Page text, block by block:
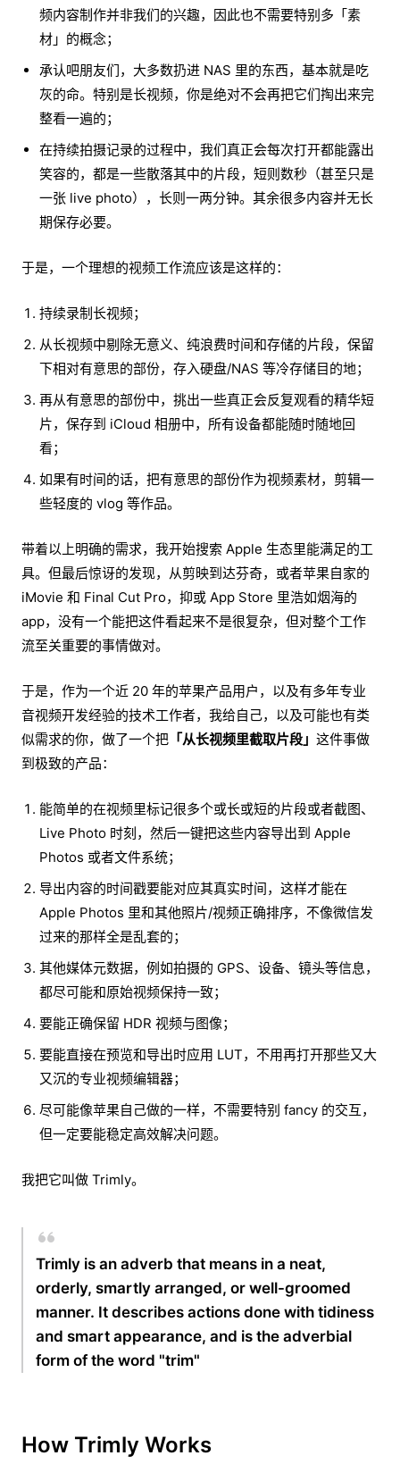
频内容制作并非我们的兴趣，因此也不需要特别多「素
材」的概念；
承认吧朋友们，大多数扔进 NAS 里的东西，基本就是吃
灰的命。特别是长视频，你是绝对不会再把它们掏出来完
整看一遍的；
在持续拍摄记录的过程中，我们真正会每次打开都能露出
笑容的，都是一些散落其中的片段，短则数秒（甚至只是
一张 live photo），长则一两分钟。其余很多内容并无长
期保存必要。
于是，一个理想的视频工作流应该是这样的：
持续录制长视频；
从长视频中剔除无意义、纯浪费时间和存储的片段，保留
下相对有意思的部份，存入硬盘/NAS 等冷存储目的地；
再从有意思的部份中，挑出一些真正会反复观看的精华短
片，保存到 iCloud 相册中，所有设备都能随时随地回
看；
如果有时间的话，把有意思的部份作为视频素材，剪辑一
些轻度的 vlog 等作品。
带着以上明确的需求，我开始搜索 Apple 生态里能满足的工
具。但最后惊讶的发现，从剪映到达芬奇，或者苹果自家的
iMovie 和 Final Cut Pro，抑或 App Store 里浩如烟海的
app，没有一个能把这件看起来不是很复杂，但对整个工作
流至关重要的事情做对。
于是，作为一个近 20 年的苹果产品用户，以及有多年专业
音视频开发经验的技术工作者，我给自己，以及可能也有类
似需求的你，做了一个把 「从长视频里截取片段」 这件事做
到极致的产品：
能简单的在视频里标记很多个或长或短的片段或者截图、
Live Photo 时刻，然后一键把这些内容导出到 Apple
Photos 或者文件系统；
导出内容的时间戳要能对应其真实时间，这样才能在
Apple Photos 里和其他照片/视频正确排序，不像微信发
过来的那样全是乱套的；
其他媒体元数据，例如拍摄的 GPS、设备、镜头等信息，
都尽可能和原始视频保持一致；
要能正确保留 HDR 视频与图像；
要能直接在预览和导出时应用 LUT，不用再打开那些又大
又沉的专业视频编辑器；
尽可能像苹果自己做的一样，不需要特别 fancy 的交互，
但一定要能稳定高效解决问题。
我把它叫做 Trimly。
Trimly is an adverb that means in a neat,
orderly, smartly arranged, or well-groomed
manner. It describes actions done with tidiness
and smart appearance, and is the adverbial
form of the word "trim"
How Trimly Works